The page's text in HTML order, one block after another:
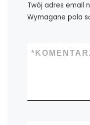
Twój adres email
Wymagane pola
*